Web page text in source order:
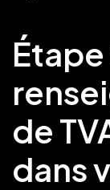
de
dans